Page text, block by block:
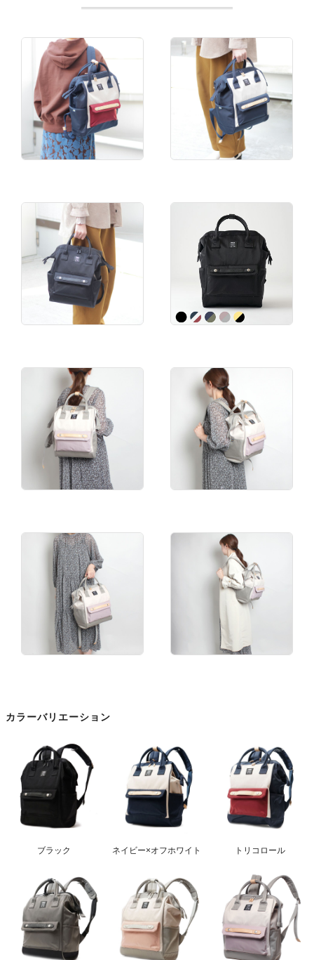
カラーバリエーション
ブラック ネイビー×オフホワイト トリコロール